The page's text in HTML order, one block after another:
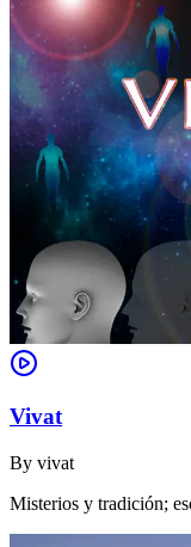
Vivat
By vivat
Misterios y tradición;